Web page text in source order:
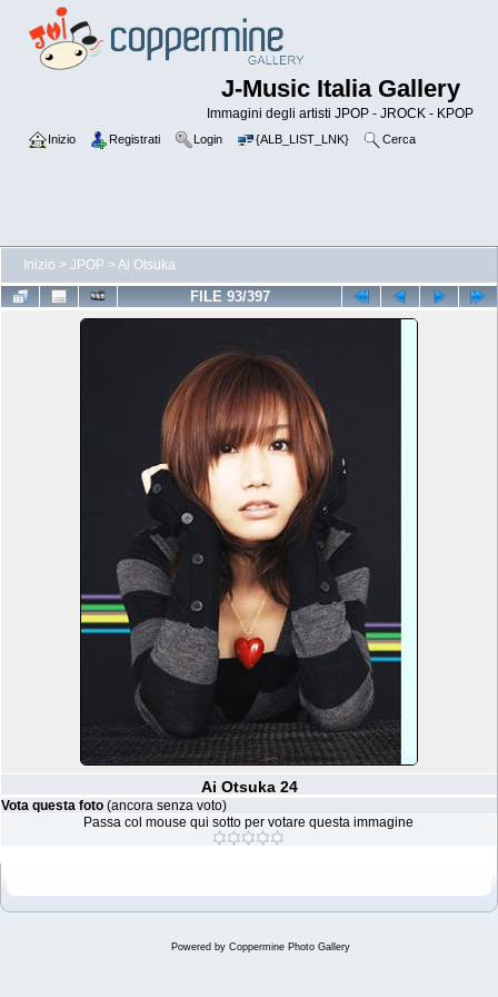
J-Music Italia Gallery
Immagini degli artisti JPOP - JROCK - KPOP
Inizio Registrati Login {ALB_LIST_LNK} Cerca
Inizio > JPOP >Ai Otsuka
FILE 93/397
Ai Otsuka 24
Vota questa foto (ancora senza voto)
Passa col mouse qui sotto per votare questa immagine
Powered by Coppermine Photo Gallery